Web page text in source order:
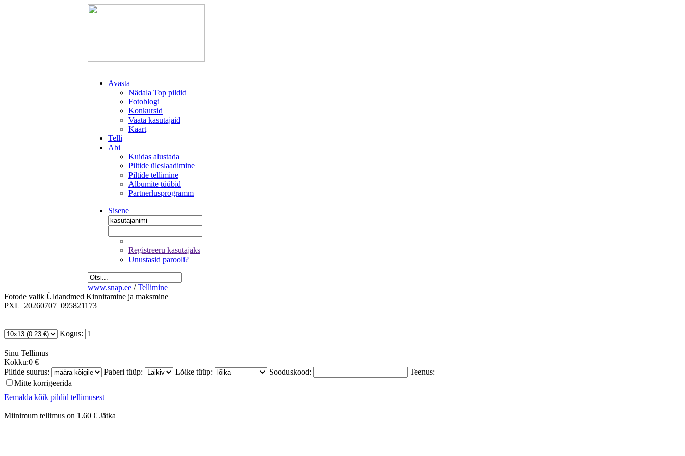
Avasta
Nädala Top pildid
Fotoblogi
Konkursid
Vaata kasutajaid
Kaart
Telli
Abi
Kuidas alustada
Piltide üleslaadimine
Piltide tellimine
Albumite tüübid
Partnerlusprogramm
Sisene
Registreeru kasutajaks
Unustasid parooli?
www.snap.ee / Tellimine
Fotode valik Üldandmed Kinnitamine ja maksmine
PXL_20260707_095821173
Kogus:
Sinu Tellimus
Kokku:0 €
Piltide suurus:
Paberi tüüp: Lõike tüüp: Sooduskood:
Teenus:
Mitte korrigeerida
Eemalda kõik pildid tellimusest
Miinimum tellimus on 1.60 € Jätka